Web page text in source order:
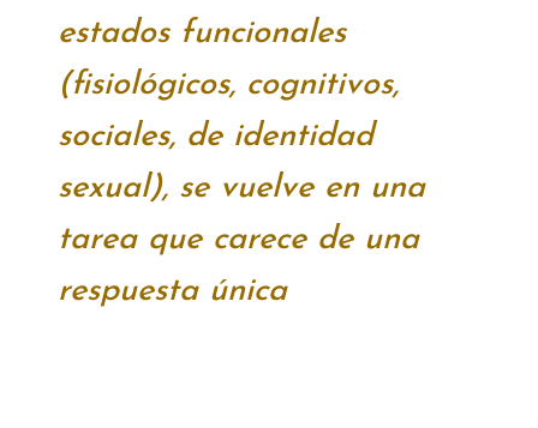
estados funcionales
(fisiológicos, cognitivos,
sociales, de identidad
sexual), se vuelve en una
tarea que carece de una
respuesta única